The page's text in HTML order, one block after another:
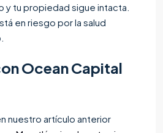
y tu propiedad sigue intacta.
en riesgo por la salud
Ocean Capital
nuestro artículo anterior